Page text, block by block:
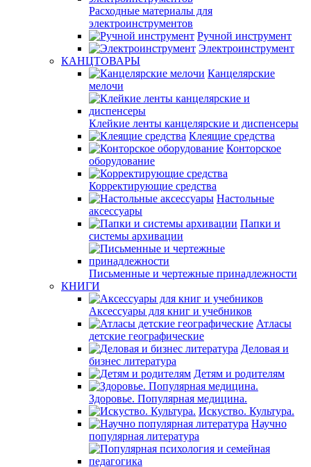
Расходные материалы для
электроинструментов
Ручной инструмент
Электроинструмент
КАНЦТОВАРЫ
Канцелярские
мелочи
Клейкие ленты канцелярские и диспенсеры
Клеящие средства
Конторское
оборудование
Корректирующие средства
Настольные
аксессуары
Папки и
системы архивации
Письменные и чертежные принадлежности
КНИГИ
Аксессуары для книг и учебников
Атласы
детские географические
Деловая и
бизнес литература
Детям и родителям
Здоровье. Популярная медицина.
Искуство. Культура.
Научно
популярная литература